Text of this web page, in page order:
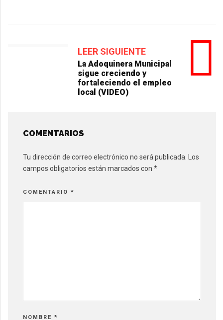
LEER SIGUIENTE
La Adoquinera Municipal
sigue creciendo y
fortaleciendo el empleo
local (VIDEO)
COMENTARIOS
Tu dirección de correo electrónico no será publicada.
Los
campos obligatorios están marcados con *
COMENTARIO *
NOMBRE *